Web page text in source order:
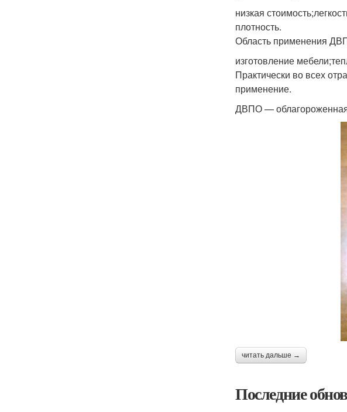
низкая
плотность.
Область применения
изготовление
Практически во всех
применение.
ДВПО — облагороженная
читать дальше →
Последние